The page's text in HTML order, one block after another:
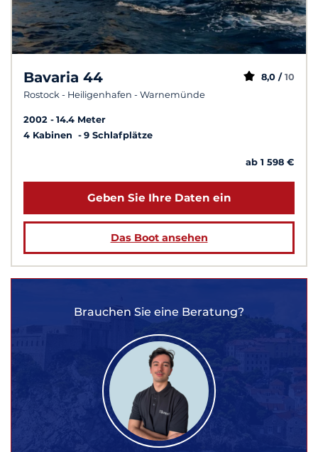
Bavaria 44
Rostock - Heiligenhafen - Warnemünde
8,0 / 10
2002
14.4 Meter
4 Kabinen
9 Schlafplätze
ab 1 598 €
Geben Sie Ihre Daten ein
Das Boot ansehen
Brauchen Sie eine Beratung?